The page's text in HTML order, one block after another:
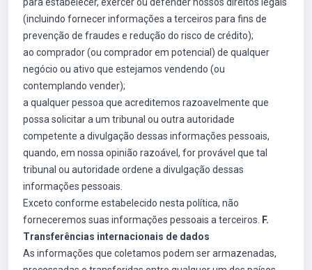
(incluindo fornecer informações a terceiros para fins de
prevenção de fraudes e redução do risco de crédito);
ao comprador (ou comprador em potencial) de qualquer
negócio ou ativo que estejamos vendendo (ou
contemplando vender);
a qualquer pessoa que acreditemos razoavelmente que
possa solicitar a um tribunal ou outra autoridade
competente a divulgação dessas informações pessoais,
quando, em nossa opinião razoável, for provável que tal
tribunal ou autoridade ordene a divulgação dessas
informações pessoais.
Exceto conforme estabelecido nesta política, não
forneceremos suas informações pessoais a terceiros.
F.
Transferências internacionais de dados
As informações que coletamos podem ser armazenadas,